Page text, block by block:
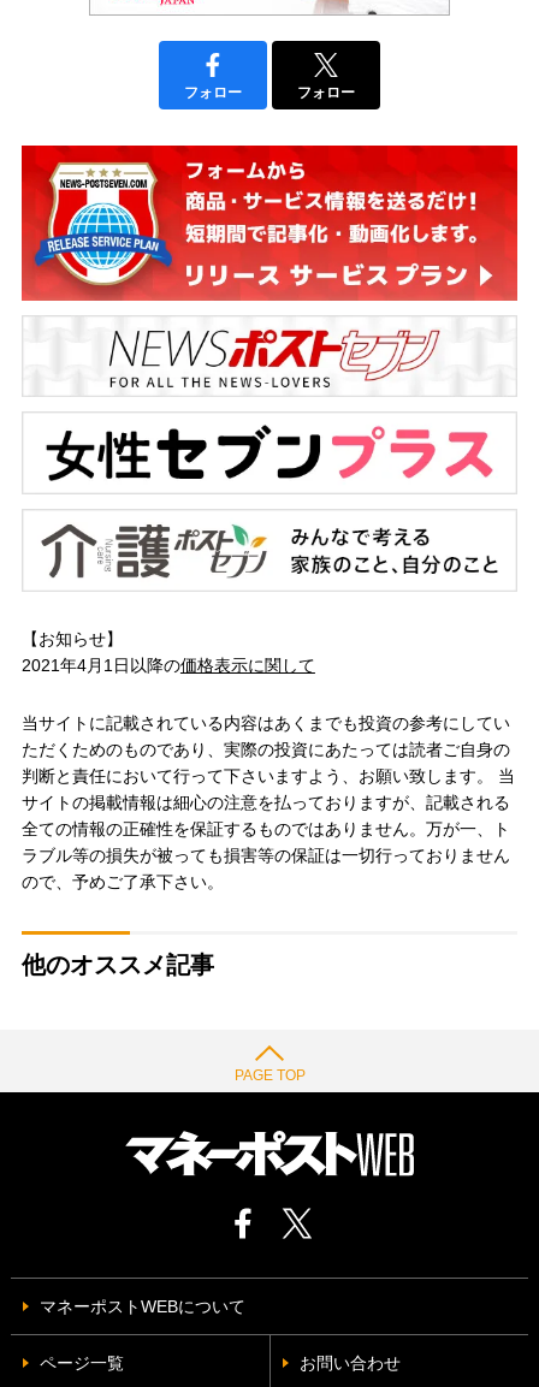
フォロー フォロー
【お知らせ】
2021年4月1日以降の価格表示に関して
当サイトに記載されている内容はあくまでも投資の参考にしてい
ただくためのものであり、実際の投資にあたっては読者ご自身の
判断と責任において行って下さいますよう、お願い致します。 当
サイトの掲載情報は細心の注意を払っておりますが、記載される
全ての情報の正確性を保証するものではありません。万が一、ト
ラブル等の損失が被っても損害等の保証は一切行っておりません
ので、予めご了承下さい。
他のオススメ記事
PAGE TOP
マネーポストWEBについて
ページ一覧 お問い合わせ